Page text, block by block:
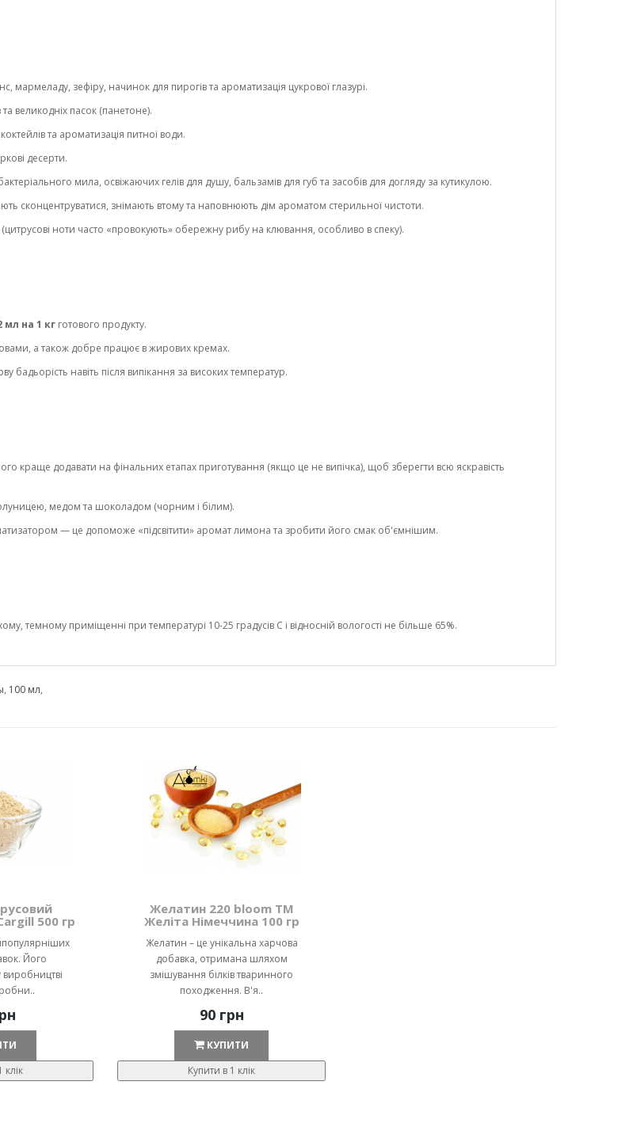
мармеладу, зефіру, начинок для пирогів та ароматизація цукрової глазурі.
та великодніх пасок (панетоне).
та ароматизація питної води.
десерти.
мила, освіжаючих гелів для душу, бальзамів для губ та засобів для догляду за кутикулою.
сконцентруватися, знімають втому та наповнюють дім ароматом стерильної чистоти.
ноти часто «провокують» обережну рибу на клювання, особливо в спеку).
мл на 1 кг готового продукту.
а також добре працює в жирових кремах.
бадьорість навіть після випікання за високих температур.
краще додавати на фінальних етапах приготування (якщо це не випічка), щоб зберегти всю яскравість
медом та шоколадом (чорним і білим).
— це допоможе «підсвітити» аромат лимона та зробити його смак об'ємнішим.
темному приміщенні при температурі 10-25 градусів С і відносній вологості не більше 65%.
, 100 мл,
500 гр
Його
клік
Желатин 220 bloom ТМ
Желіта Німеччина 100 гр
Желатин – це унікальна харчова
добавка, отримана шляхом
змішування білків тваринного
походження. В'я..
90 грн
КУПИТИ
Купити в 1 клік